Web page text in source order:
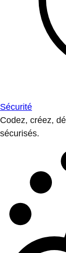
Sécurité
Codez, créez,
sécurisés.